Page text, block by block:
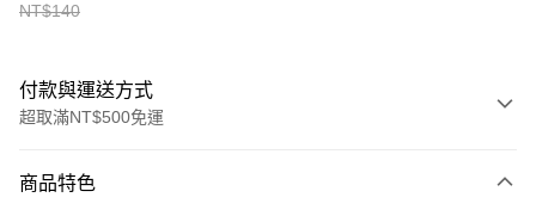
NT$140
付款與運送方式
超取滿NT$500免運
信用卡一次付款
商品特色